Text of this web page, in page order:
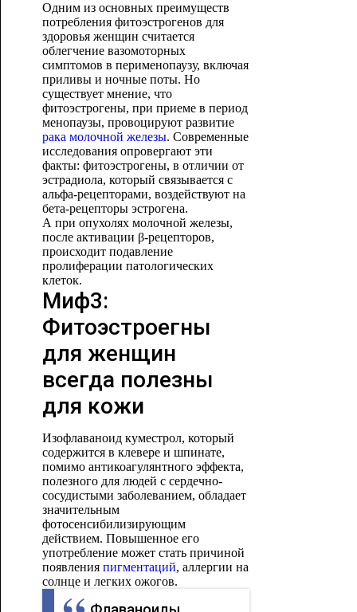
Одним из основных преимуществ
потребления фитоэстрогенов для
здоровья женщин считается
облегчение вазомоторных
симптомов в перименопаузу, включая
приливы и ночные поты. Но
существует мнение, что
фитоэстрогены, при приеме в период
менопаузы, провоцируют развитие
рака молочной железы. Современные
исследования опровергают эти
факты: фитоэстрогены, в отличии от
эстрадиола, который связывается с
альфа-рецепторами, воздействуют на
бета-рецепторы эстрогена.
А при опухолях молочной железы,
после активации β-рецепторов,
происходит подавление
пролиферации патологических
клеток.
Миф3:
Фитоэстроегны
для женщин
всегда полезны
для кожи
Изофлаваноид куместрол, который
содержится в клевере и шпинате,
помимо антикоагулянтного эффекта,
полезного для людей с сердечно-
сосудистыми заболеванием, обладает
значительным
фотосенсибилизирующим
действием. Повышенное его
употребление может стать причиной
появления пигментаций, аллергии на
солнце и легких ожогов.